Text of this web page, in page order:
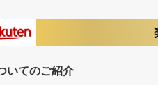
いてのご紹介